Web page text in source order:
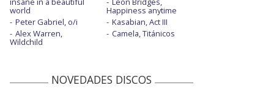
world
Peter Gabriel, o/i
Alex Warren,
Wildchild
Happiness anytime
Kasabian, Act III
Camela, Titánicos
NOVEDADES DISCOS